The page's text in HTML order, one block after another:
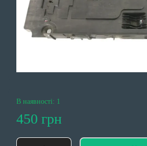
В наявності: 1
450 грн